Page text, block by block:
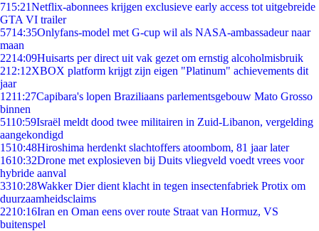
715:21Netflix-abonnees krijgen exclusieve early access tot uitgebreide
GTA VI trailer
5714:35Onlyfans-model met G-cup wil als NASA-ambassadeur naar
maan
2214:09Huisarts per direct uit vak gezet om ernstig alcoholmisbruik
212:12XBOX platform krijgt zijn eigen "Platinum" achievements dit
jaar
1211:27Capibara's lopen Braziliaans parlementsgebouw Mato Grosso
binnen
5110:59Israël meldt dood twee militairen in Zuid-Libanon, vergelding
aangekondigd
1510:48Hiroshima herdenkt slachtoffers atoombom, 81 jaar later
1610:32Drone met explosieven bij Duits vliegveld voedt vrees voor
hybride aanval
3310:28Wakker Dier dient klacht in tegen insectenfabriek Protix om
duurzaamheidsclaims
2210:16Iran en Oman eens over route Straat van Hormuz, VS
buitenspel